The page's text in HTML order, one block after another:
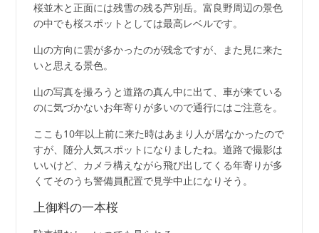
桜並木と正面には残雪の残る芦別岳。富良野周辺の景色
の中でも桜スポットとしては最高レベルです。
山の方向に雲が多かったのが残念ですが、また見に来た
いと思える景色。
山の写真を撮ろうと道路の真ん中に出て、車が来ている
のに気づかないお年寄りが多いので通行にはご注意を。
ここも10年以上前に来た時はあまり人が居なかったので
すが、随分人気スポットになりましたね。道路で撮影は
いいけど、カメラ構えながら飛び出してくる年寄りが多
くてそのうち警備員配置で見学中止になりそう。
上御料の一本桜